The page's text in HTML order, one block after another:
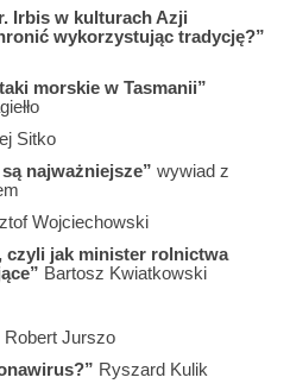
Irbis w kulturach Azji
wykorzystując tradycję?”
morskie w Tasmanii”
Sitko
najważniejsze” wywiad z
Wojciechowski
czyli jak minister rolnictwa
Bartosz Kwiatkowski
Robert Jurszo
Ryszard Kulik